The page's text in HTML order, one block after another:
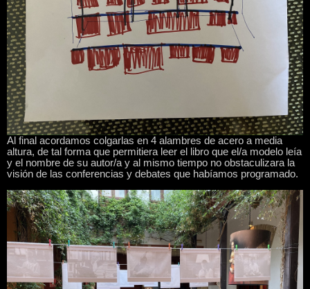
Al final acordamos colgarlas en 4 alambres de acero a media
altura, de tal forma que permitiera leer el libro que el/a modelo leía
y el nombre de su autor/a y al mismo tiempo no obstaculizara la
visión de las conferencias y debates que habíamos programado.